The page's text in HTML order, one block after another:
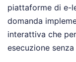
piattaforme di e-
domanda
interattiva che
esecuzione